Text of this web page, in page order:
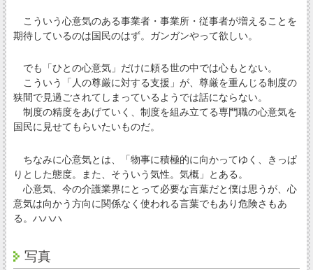
こういう心意気のある事業者・事業所・従事者が増えることを
期待しているのは国民のはず。ガンガンやって欲しい。
でも「ひとの心意気」だけに頼る世の中では心もとない。
こういう「人の尊厳に対する支援」が、尊厳を重んじる制度の
狭間で見過ごされてしまっているようでは話にならない。
制度の精度をあげていく、制度を組み立てる専門職の心意気を
国民に見せてもらいたいものだ。
ちなみに心意気とは、「物事に積極的に向かってゆく、きっぱ
りとした態度。また、そういう気性。気概」とある。
心意気、今の介護業界にとって必要な言葉だと僕は思うが、心
意気は向かう方向に関係なく使われる言葉でもあり危険さもあ
る。ハハハ
写真